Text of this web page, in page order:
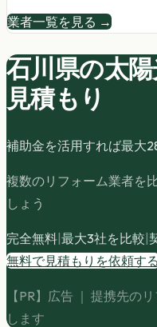
業者一覧を見る →
石川県の太
見積もり
補助金を活用すれば最大
複数のリフォーム業者を
しょう
完全無料|最大3社を比較|
無料で見積もりを依頼す
【PR】広告 ｜ 提携先の
します